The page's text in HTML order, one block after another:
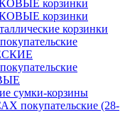
корзинки
корзинки
корзинки
сумки-корзины
покупательские (28-